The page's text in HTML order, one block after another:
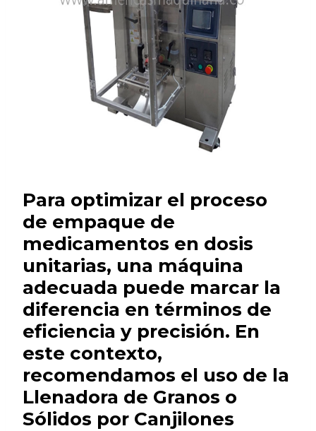
Para optimizar el proceso
de empaque de
medicamentos en dosis
unitarias, una máquina
adecuada puede marcar la
diferencia en términos de
eficiencia y precisión. En
este contexto,
recomendamos el uso de la
Llenadora de Granos o
Sólidos por Canjilones